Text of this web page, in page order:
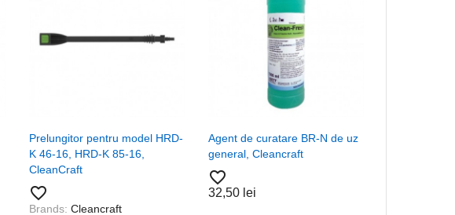
Prelungitor pentru model HRD-
K 46-16, HRD-K 85-16,
CleanCraft
favorite_border
Brands: Cleancraft
Agent de curatare BR-N de uz
general, Cleancraft
favorite_border
32,50 lei